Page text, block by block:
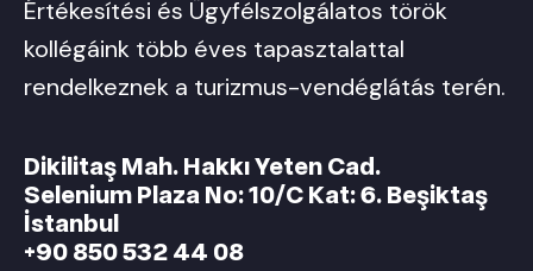
Értékesítési és Ügyfélszolgálatos török
kollégáink több éves tapasztalattal
rendelkeznek a turizmus-vendéglátás terén.
Dikilitaş Mah. Hakkı Yeten Cad.
Selenium Plaza No: 10/C Kat: 6. Beşiktaş
İstanbul
+90 850 532 44 08